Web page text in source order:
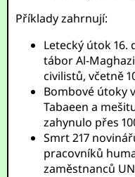
Příklady zahrnují:
Letecký útok 16.
tábor Al-
civilistů, včetně
Bombové útoky
Tabaeen a
zahynulo přes
Smrt 217
pracovníků
zaměstnanců